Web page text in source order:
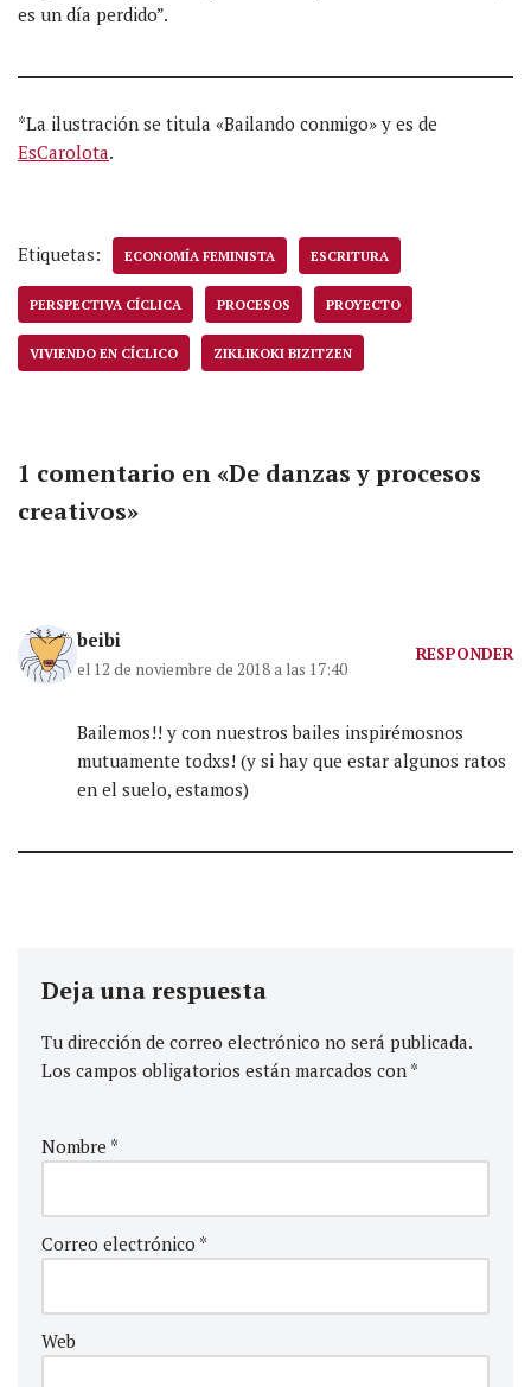
es un día perdido”.
*La ilustración se titula «Bailando conmigo» y es de
EsCarolota.
Etiquetas: ECONOMÍA FEMINISTA ESCRITURA
PERSPECTIVA CÍCLICA PROCESOS PROYECTO
VIVIENDO EN CÍCLICO ZIKLIKOKI BIZITZEN
1 comentario en «De danzas y procesos
creativos»
beibi
el 12 de noviembre de 2018 a las 17:40
RESPONDER
Bailemos!! y con nuestros bailes inspirémosnos
mutuamente todxs! (y si hay que estar algunos ratos
en el suelo, estamos)
Deja una respuesta
Tu dirección de correo electrónico no será publicada.
Los campos obligatorios están marcados con *
Nombre *
Correo electrónico *
Web